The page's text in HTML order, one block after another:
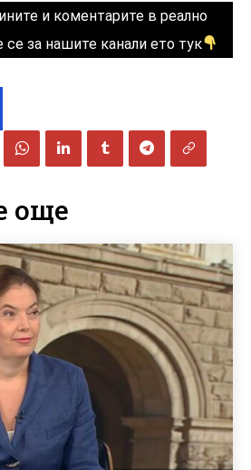
и коментарите в реално
се за нашите канали ето тук
още